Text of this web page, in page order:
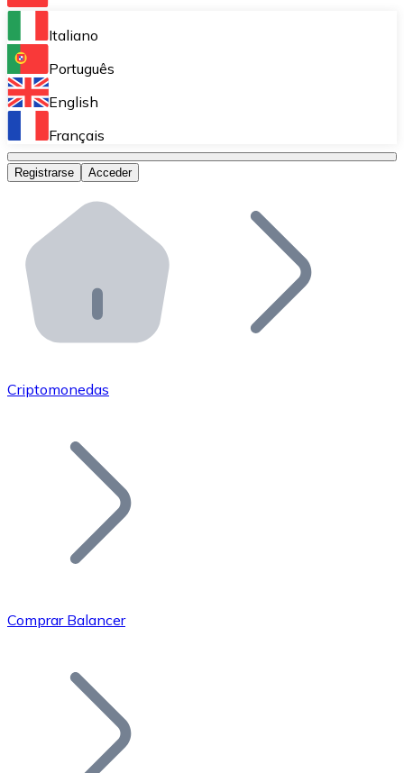
Bitnovo Ramp
Integra nuestra solución en tu plataforma.
Bitnovo Giftcards
Bitnovo OTC
Bitnovo ATM
Integra un ATM Bitnovo en tu negocio y permite que
Bitnovo API
Integra nuestra API en tu ecosistema.
Únete a nuestra red de distribuidores.
Añade tu proyecto a nuestro ecosistema.
Bitcoin
Italiano
Português
English
Français
Registrarse Acceder
Criptomonedas
Comprar Balancer